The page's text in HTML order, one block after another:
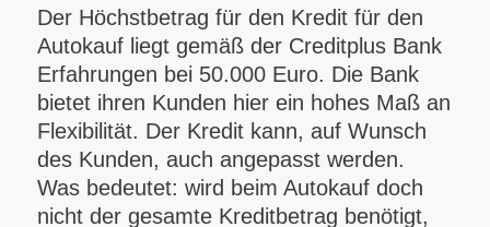
Der Höchstbetrag für den Kredit für den
Autokauf liegt gemäß der Creditplus Bank
Erfahrungen bei 50.000 Euro. Die Bank
bietet ihren Kunden hier ein hohes Maß an
Flexibilität. Der Kredit kann, auf Wunsch
des Kunden, auch angepasst werden.
Was bedeutet: wird beim Autokauf doch
nicht der gesamte Kreditbetrag benötigt,